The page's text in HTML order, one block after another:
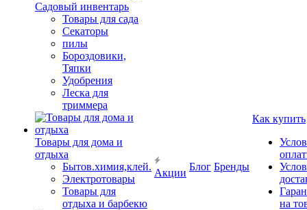
Садовый инвентарь
Товары для сада
Секаторы
пилы
Бороздовики,
Тяпки
Удобрения
Леска для
триммера
Товары для дома и
отдыха
Бытов.химия,клей.
Электротовары
Товары для
отдыха и барбекю
Акции
Блог Бренды
Как купить
на